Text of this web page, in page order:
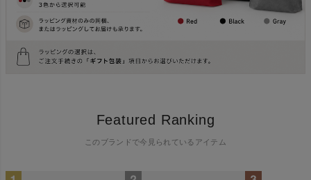
Featured Ranking
このブランドで今見られているアイテム